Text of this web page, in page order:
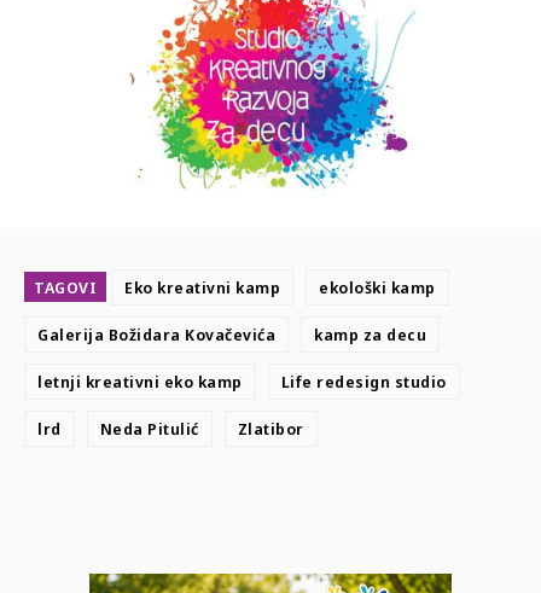
TAGOVI Eko kreativni kamp ekološki kamp
Galerija Božidara Kovačevića kamp za decu
letnji kreativni eko kamp Life redesign studio
lrd Neda Pitulić Zlatibor